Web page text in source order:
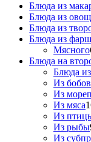
Блюда из
Блюда из
Блюда из
Блюда из
Мясного
Блюда на
Блюда
Из
Из
Из мяса
Из
Из рыбы
Из